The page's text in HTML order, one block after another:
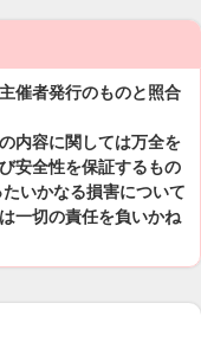
催者発行のものと照合
内容に関しては万全を
安全性を保証するもの
いかなる損害について
一切の責任を負いかね